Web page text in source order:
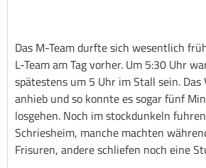
Das M-Team durfte sich wesentlich
L-Team am Tag vorher. Um 5:30 Uhr
spätestens um 5 Uhr im Stall sein. Das
anhieb und so konnte es sogar fünf
losgehen. Noch im stockdunkeln
Schriesheim, manche machten
Frisuren, andere schliefen noch eine